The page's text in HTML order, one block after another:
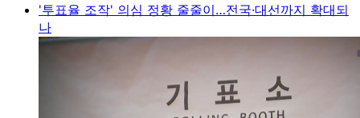
'투표율 조작' 의심 정황 줄줄이…전국·대선까지 확대되
나